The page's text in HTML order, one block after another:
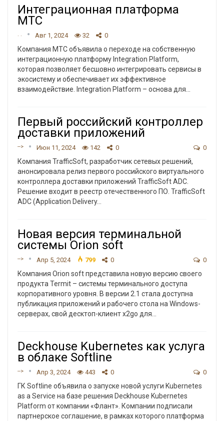
Интеграционная платформа
МТС
. . Авг 1, 2024 32 0
Компания МТС объявила о переходе на собственную
интеграционную платформу Integration Platform,
которая позволяет бесшовно интегрировать сервисы в
экосистему и обеспечивает их эффективное
взаимодействие.
Integration Platform – основа для
Первый российский контроллер
доставки приложений
--> Июн 11, 2024 142 0 0
Компания TrafficSoft, разработчик сетевых решений,
анонсировала релиз первого российского виртуального
контроллера доставки приложений TrafficSoft ADC.
Решение входит в реестр отечественного ПО. TrafficSoft
ADC (Application Delivery…
Новая версия терминальной
системы Orion soft
--> Апр 5, 2024 799 0 0
Компания Orion soft представила новую версию своего
продукта Termit – системы терминального доступа
корпоративного уровня. В версии 2.1 стала доступна
публикация приложений и рабочего стола на Windows-
серверах, свой десктоп-клиент x2go для
Deckhouse Kubernetes как услуга
в облаке Softline
--> Апр 3, 2024 443 0 0
ГК Softline объявила о запуске новой услуги Kubernetes
as a Service на базе решения Deckhouse Kubernetes
Platform от компании «Флант». Компании подписали
партнерское соглашение, в рамках которого платформа